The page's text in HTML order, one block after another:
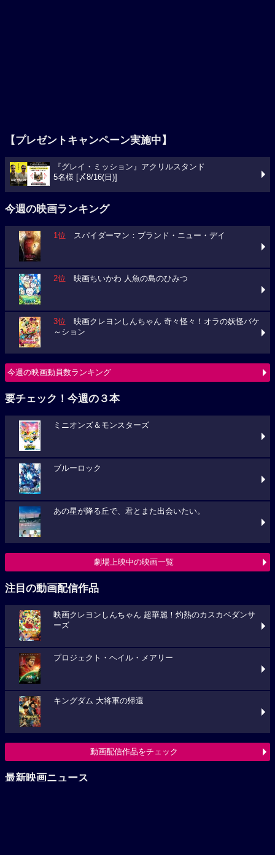
【プレゼントキャンペーン実施中】
『グレイ・ミッション』アクリルスタンド
5名様 [〆8/16(日)]
今週の映画ランキング
1位 スパイダーマン：ブランド・ニュー・デイ
2位 映画ちいかわ 人魚の島のひみつ
3位 映画クレヨンしんちゃん 奇々怪々！オラの妖怪バケ
～ション
今週の映画動員数ランキング
要チェック！今週の３本
ミニオンズ＆モンスターズ
ブルーロック
あの星が降る丘で、君とまた出会いたい。
劇場上映中の映画一覧
注目の動画配信作品
映画クレヨンしんちゃん 超華麗！灼熱のカスカベダンサ
ーズ
プロジェクト・ヘイル・メアリー
キングダム 大将軍の帰還
動画配信作品をチェック
最新映画ニュース